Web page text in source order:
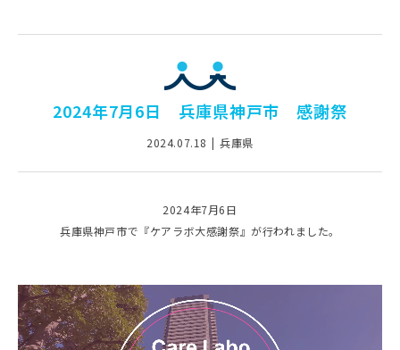
2024年7月6日 兵庫県神戸市 感謝祭
2024.07.18 兵庫県
2024年7月6日
兵庫県神戸市で『ケアラボ大感謝祭』が行われました。
動
画
プ
レ
ー
ヤ
ー